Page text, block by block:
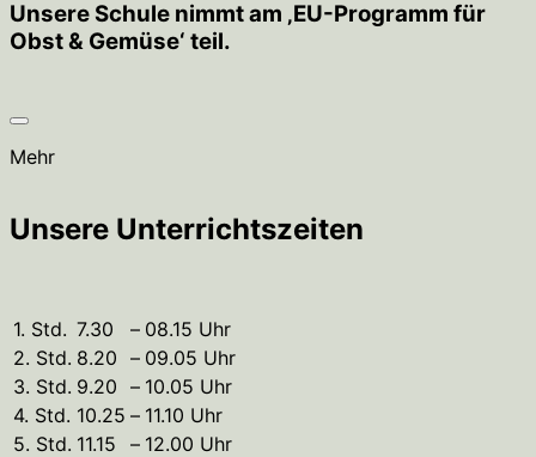
Unsere Schule nimmt am ‚EU-Programm für
Obst & Gemüse‘ teil.
Mehr
Unsere Unterrichtszeiten
1. Std. 7.30 – 08.15 Uhr
2. Std. 8.20 – 09.05 Uhr
3. Std. 9.20 – 10.05 Uhr
4. Std. 10.25 – 11.10 Uhr
5. Std. 11.15 – 12.00 Uhr